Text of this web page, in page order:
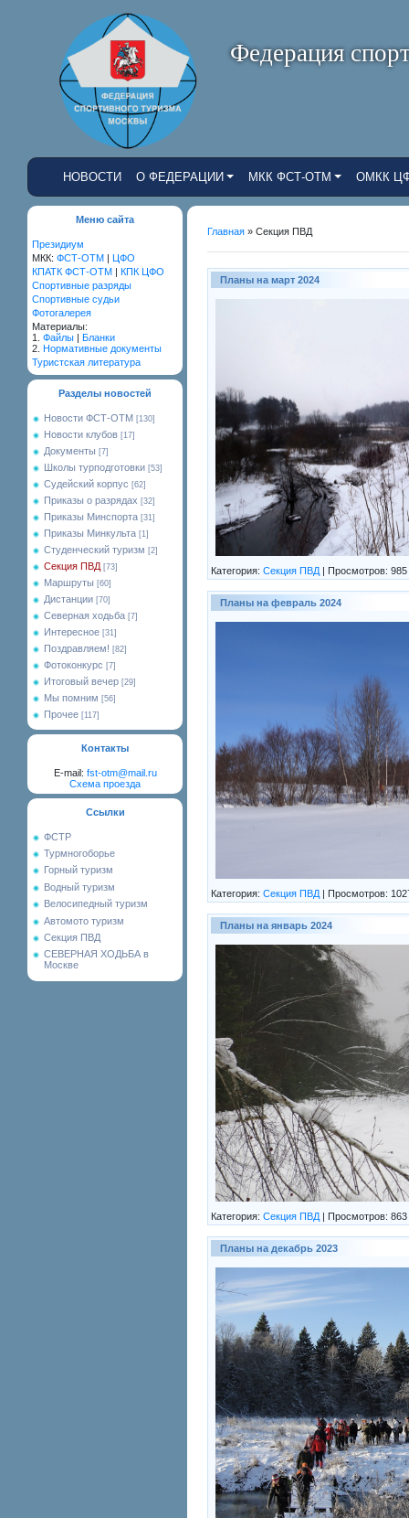
Федерация
НОВОСТИ О ФЕДЕРАЦИИ МКК ФСТ-ОТМ ОМКК
Меню сайта
Президиум
МКК: ФСТ-ОТМ | ЦФО
КПАТК ФСТ-ОТМ | КПК ЦФО
Cпортивные разряды
Спортивные судьи
Фотогалерея
Материалы:
1. Файлы | Бланки
2. Нормативные документы
Туристская литература
Разделы новостей
Новости ФСТ-ОТМ [130]
Новости клубов [17]
Документы [7]
Школы турподготовки [53]
Судейский корпус [62]
Приказы о разрядах [32]
Приказы Минспорта [31]
Приказы Минкульта [1]
Студенческий туризм [2]
Секция ПВД [73]
Маршруты [60]
Дистанции [70]
Северная ходьба [7]
Интересное [31]
Поздравляем! [82]
Фотоконкурс [7]
Итоговый вечер [29]
Мы помним [56]
Прочее [117]
Контакты
E-mail: fst-otm@mail.ru
Схема проезда
Ссылки
ФСТР
Турмногоборье
Горный туризм
Водный туризм
Велосипедный туризм
Автомото туризм
Секция ПВД
СЕВЕРНАЯ ХОДЬБА в
Москве
Главная » Секция ПВД
Планы на март 2024
Категория: Секция ПВД | Просмотров: 985
Планы на февраль 2024
Категория: Секция ПВД | Просмотров:
Планы на январь 2024
Категория: Секция ПВД | Просмотров: 863
Планы на декабрь 2023